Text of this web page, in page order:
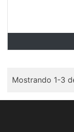
Mostrando 1-3